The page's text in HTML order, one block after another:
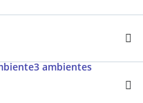
3 ambientes